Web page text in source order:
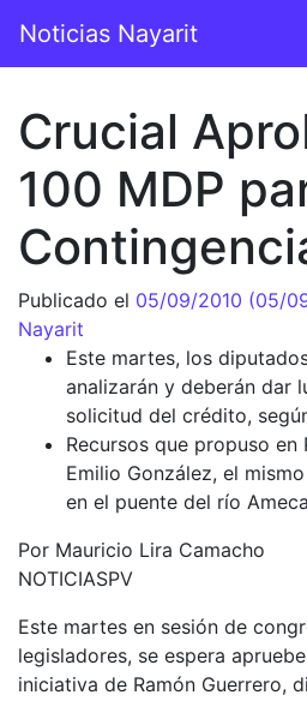
Navegación
Noticias Nayarit
Crucial
100 MDP
Publicado el 05/09/2010 (05/
Nayarit
Este martes, los
analizarán y deberán dar
solicitud del crédito,
Recursos que propuso en
Emilio González, el
en el puente del río Ameca
Por Mauricio Lira Camacho
NOTICIASPV
Este martes en sesión de
legisladores, se espera
iniciativa de Ramón Guerrero,